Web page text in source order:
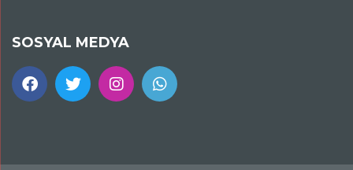
SOSYAL MEDYA